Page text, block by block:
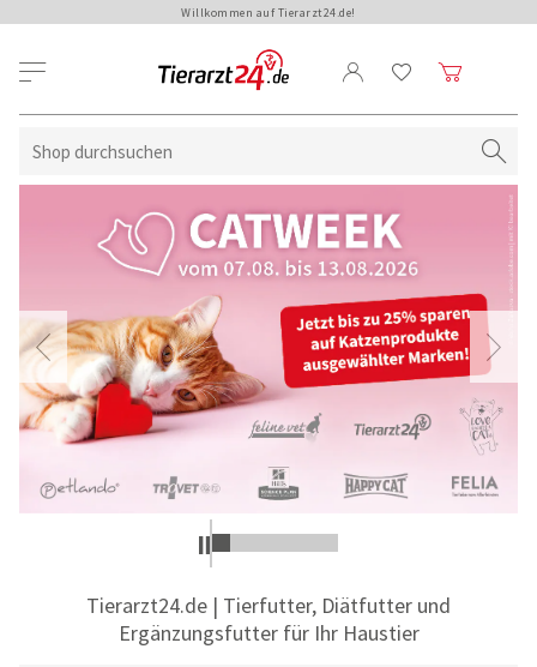
Willkommen auf Tierarzt24.de!
Tierarzt24.de | Tierfutter, Diätfutter und
Ergänzungsfutter für Ihr Haustier